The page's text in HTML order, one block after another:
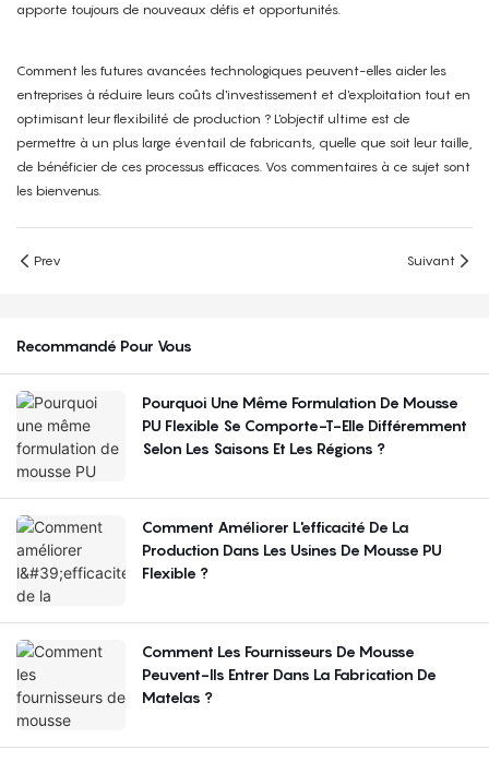
apporte toujours de nouveaux défis et opportunités.
Comment les futures avancées technologiques peuvent-elles aider les
entreprises à réduire leurs coûts d'investissement et d'exploitation tout en
optimisant leur flexibilité de production ? L'objectif ultime est de
permettre à un plus large éventail de fabricants, quelle que soit leur taille,
de bénéficier de ces processus efficaces. Vos commentaires à ce sujet sont
les bienvenus.
Prev Suivant
Recommandé Pour Vous
Pourquoi Une Même Formulation De Mousse
PU Flexible Se Comporte-T-Elle Différemment
Selon Les Saisons Et Les Régions ?
Comment Améliorer L'efficacité De La
Production Dans Les Usines De Mousse PU
Flexible ?
Comment Les Fournisseurs De Mousse
Peuvent-Ils Entrer Dans La Fabrication De
Matelas ?